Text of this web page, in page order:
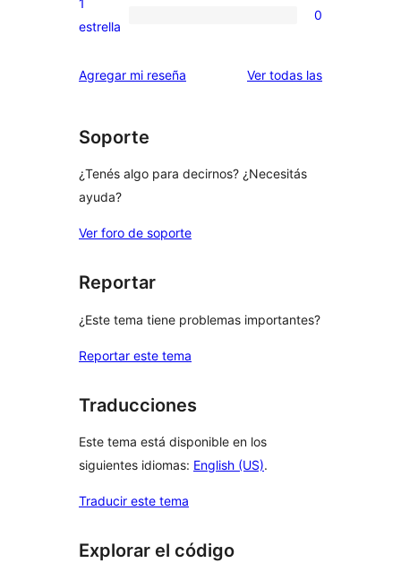
de
estrellas
0
de
estrella
0
Agregar mi reseña Ver todas lasreseñas
Soporte
¿Tenés algo para decirnos? ¿Necesitás
ayuda?
Ver foro de soporte
Reportar
¿Este tema tiene problemas importantes?
Reportar este tema
Traducciones
Este tema está disponible en los
siguientes idiomas: English (US).
Traducir este tema
Explorar el código